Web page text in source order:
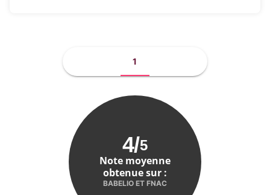
1
4/5
Note moyenne
obtenue sur :
BABELIO ET FNAC